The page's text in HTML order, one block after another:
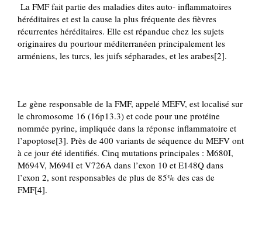
La FMF fait partie des maladies dites auto- inflammatoires
héréditaires et est la cause la plus fréquente des fièvres
récurrentes héréditaires. Elle est répandue chez les sujets
originaires du pourtour méditerranéen principalement les
arméniens, les turcs, les juifs sépharades, et les arabes[2].
Le gène responsable de la FMF, appelé MEFV, est localisé sur
le chromosome 16 (16p13.3) et code pour une protéine
nommée pyrine, impliquée dans la réponse inflammatoire et
l’apoptose[3]. Près de 400 variants de séquence du MEFV ont
à ce jour été identifiés. Cinq mutations principales : M680I,
M694V, M694I et V726A dans l’exon 10 et E148Q dans
l’exon 2, sont responsables de plus de 85% des cas de
FMF[4].